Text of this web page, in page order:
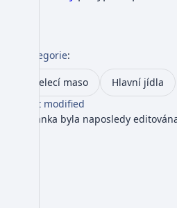
Kategorie:
Telecí maso
Hlavní jídla
Last modified
Stránka byla naposledy